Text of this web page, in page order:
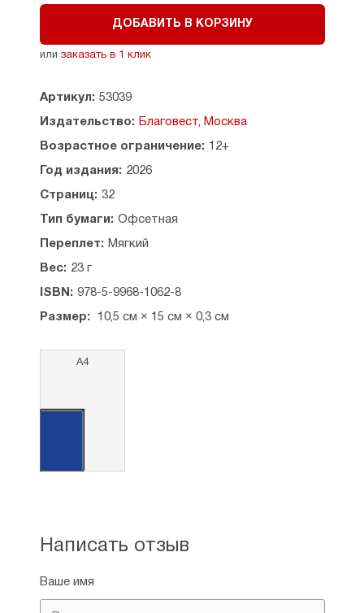
на Рождество и Пасху.
Советом Русской Православной Церкви.
ДОБАВИТЬ В КОРЗИНУ
или заказать в 1 клик
Артикул: 53039
Издательство: Благовест, Москва
Возрастное ограничение: 12+
Год издания: 2026
Страниц: 32
Тип бумаги: Офсетная
Переплет: Мягкий
Вес: 23 г
ISBN: 978-5-9968-1062-8
Размер: 10,5 см × 15 см × 0,3 см
А4
Написать отзыв
Ваше имя